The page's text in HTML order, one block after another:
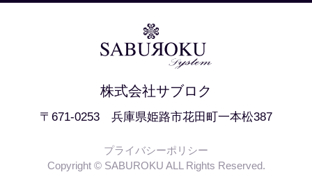
株式会社サブロク
〒671-0253 兵庫県姫路市花田町一本松387
プライバシーポリシー
Copyright © SABUROKU ALL Rights Reserved.